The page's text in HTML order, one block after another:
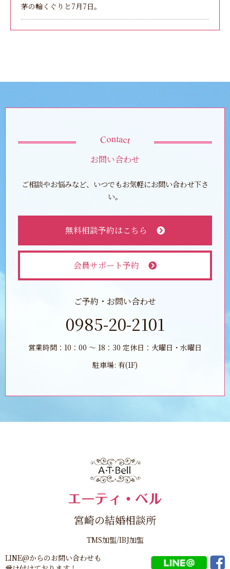
茅の輪くぐりと7月7日。
お問い合わせ
ご相談やお悩みなど、いつでもお気軽にお問い合わせ下さ
い。
無料相談予約はこちら
会員サポート予約
ご予約・お問い合わせ
0985-20-2101
営業時間：10：00 ～ 18：30 定休日：火曜日・水曜日
駐車場: 有(1F)
宮崎の結婚相談所
TMS加盟/IBJ加盟
LINE@からのお問い合わせも